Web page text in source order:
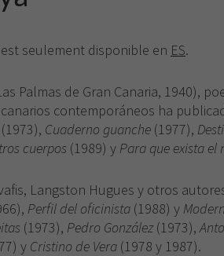
seulement disponible en ES.
Palmas de Gran Canaria, 1940),
contemporáneos ha
(1973), Cuaderno guanche (1977),
cuerpos (1989) y Para que exista el
Langston Hugues y otros
Perfil del oficinista (1988) y
(1973), Pedro González (1973),
y Cristino de Vera (1978 y 1987).